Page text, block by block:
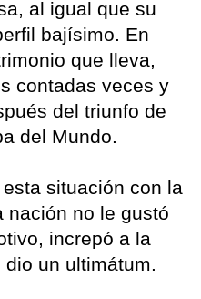
al igual que su
bajísimo. En
que lleva,
contadas veces y
del triunfo de
del Mundo.
situación con la
nación no le gustó
increpó a la
un ultimátum.